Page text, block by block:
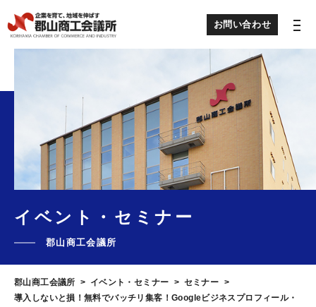
わたしたちについて
目的別メニュー
貸会議室のご案内
会報
職員募集
お問い合わせ
イベント・セミナー
郡山商工会議所
郡山商工会議所 イベント・セミナー
セミナー
導入しないと損！無料でバッチリ集客！Googleビジネスプロフィール・